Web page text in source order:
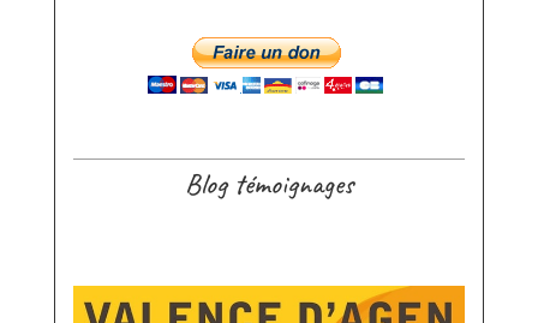
Blog témoignages